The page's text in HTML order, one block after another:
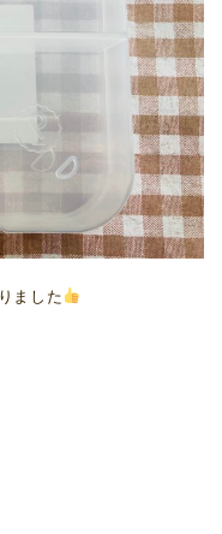
ました